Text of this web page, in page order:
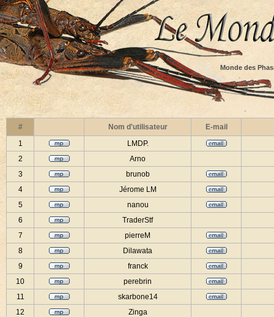
Monde des
# Nom d'utilisateur
E-mail
1
LMDP.
2
Arno
3
brunob
4
Jérome LM
5
nanou
6
TraderStf
7
pierreM
8
Dilawata
9
franck
10
perebrin
11
skarbone14
12
Zinga